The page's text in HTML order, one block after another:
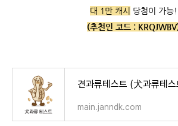
대 1만 캐시
당첨이 가능!
(추천인 코드 :
견과류테스트 (犬과류테스
main.janndk.com